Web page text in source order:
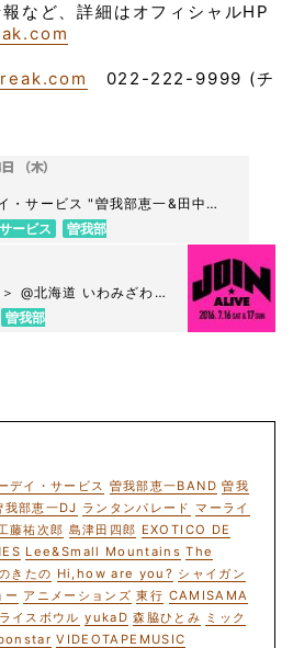
など、詳細はオフィシャルHP
022-222-9999 (チ
（木）
・サービス "曽我部恵一&田中貴"
ック・ミニライブ＆サイン会＞
レコード新宿店 7F
ービス
曽我部
@北海道 いわみざわ公
曽我部
デイ・サービス 曽我部恵一BAND 曽我
我部恵一DJ ランタンパレード マーライ
藤祐次郎 島津田四郎 EXOTICO DE
Lee&Small Mountains The
きたの Hi,how are you? シャイガン
ー アニメーションズ 東行 CAMISAMA
ライスボウル yukaD 森脇ひとみ ミック
VIDEOTAPEMUSIC